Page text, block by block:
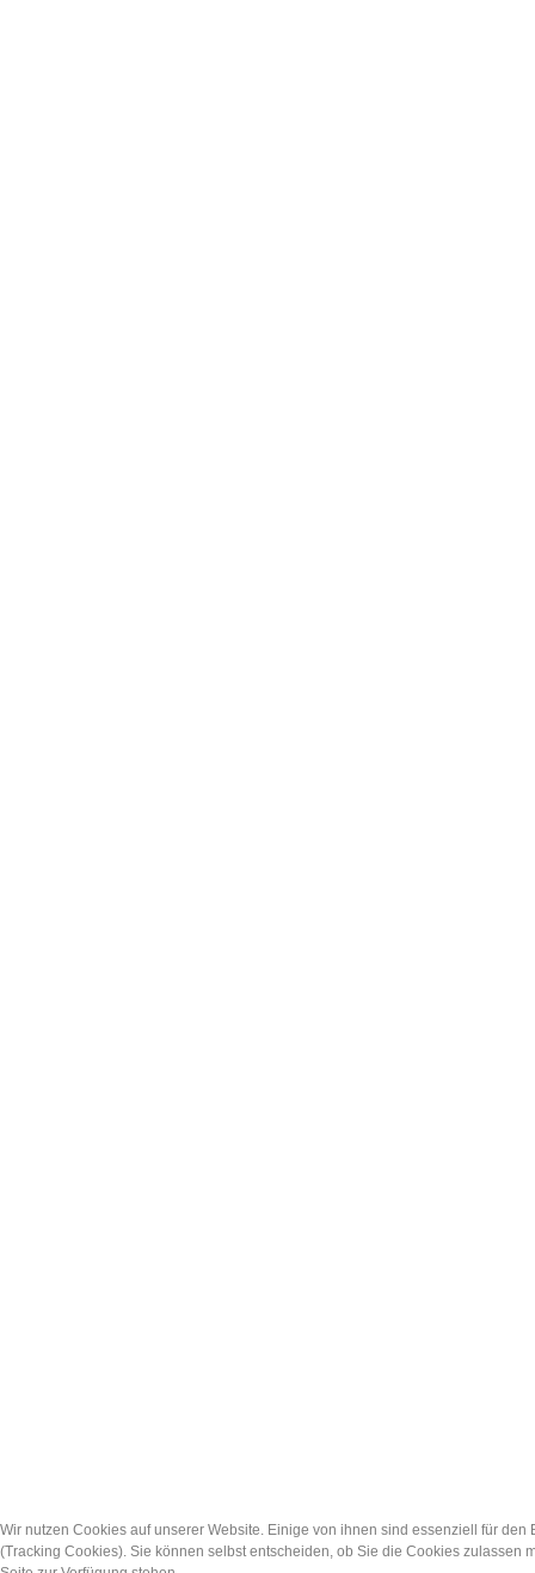
Wir nutzen Cookies auf unserer Website. Einige von ihnen sind essenziell für
(Tracking Cookies). Sie können selbst entscheiden, ob Sie die Cookies